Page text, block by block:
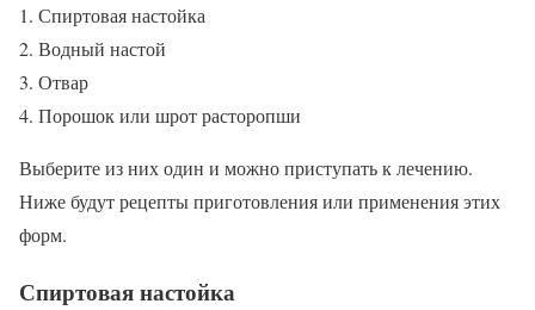
Спиртовая настойка
Водный настой
Отвар
Порошок или шрот расторопши
Выберите из них один и можно приступать к лечению.
Ниже будут рецепты приготовления или применения этих
форм.
Спиртовая настойка